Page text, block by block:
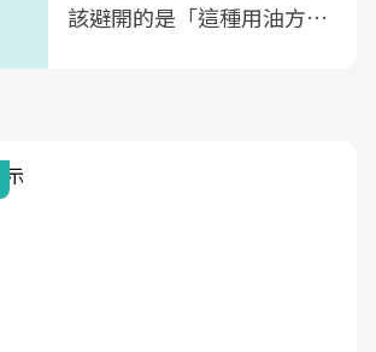
該避開的是「這種用油方